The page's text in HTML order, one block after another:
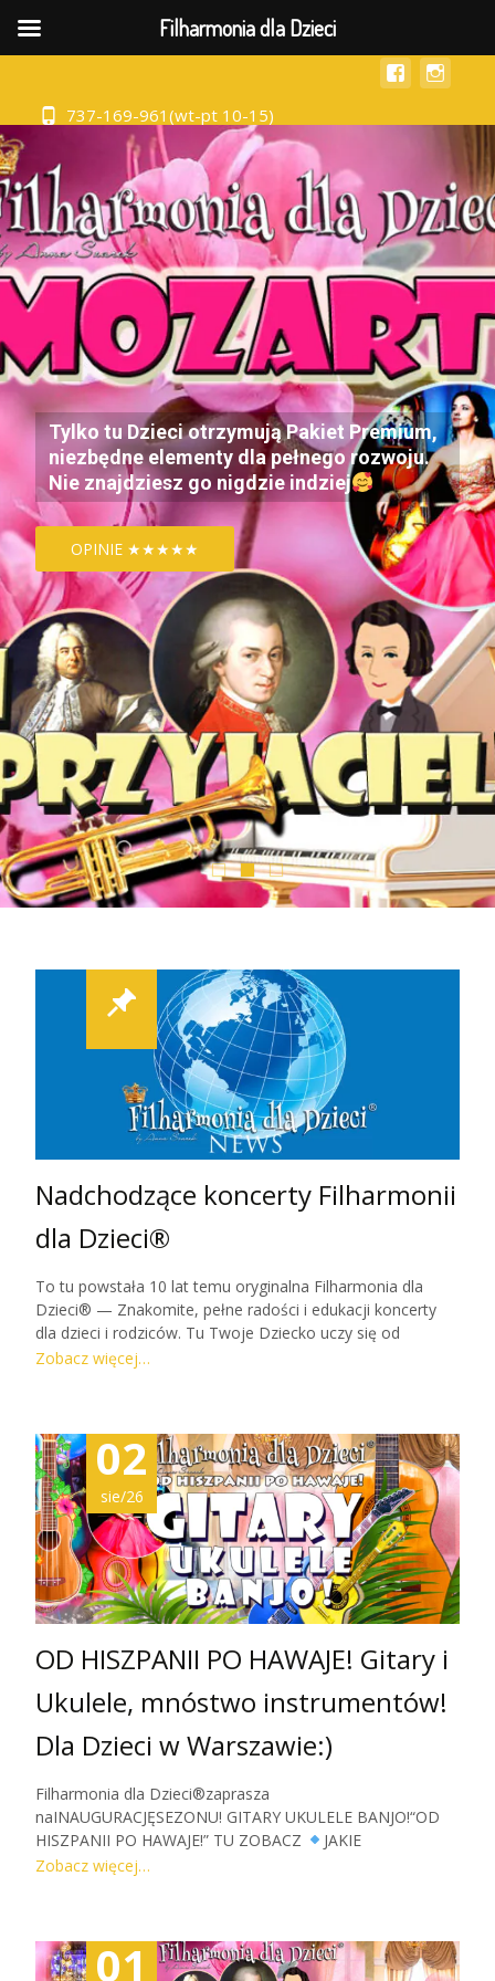
737-169-961(wt-pt 10-15)
Tylko tu Dzieci otrzymują Pakiet Premium,
niezbędne elementy dla pełnego rozwoju.
Nie znajdziesz go nigdzie indziej
OPINIE ★★★★★
Nadchodzące koncerty Filharmonii
dla Dzieci®
To tu powstała 10 lat temu oryginalna Filharmonia dla
Dzieci® — Znakomite, pełne radości i edukacji koncerty
dla dzieci i rodziców. Tu Twoje Dziecko uczy się od
Mistrzów, a najlepsza muzyka klasyczna, filmowa i
próbowanie instrumentów- to stałe części naszej edukacji
premium. Wynikają z dekad pedagogicznych i artystycznych
doświadczeń, i stanowią elementy niezbędne dla pełnego
artystycznego
Zobacz więcej…
Zobacz więcej…
02
sie/26
OD HISZPANII PO HAWAJE! Gitary i
Ukulele, mnóstwo instrumentów!
Dla Dzieci w Warszawie:)
Filharmonia dla Dzieci®zaprasza
naINAUGURACJĘSEZONU! GITARY UKULELE BANJO!“OD
HISZPANII PO HAWAJE!” TU ZOBACZ
JAKIE
INSTRUMENTY
to nie tylko słuchanie, wrażenia i radość TU DZIECI UCZĄ
Zobacz więcej…
01
Filharmonia dla Dzieci